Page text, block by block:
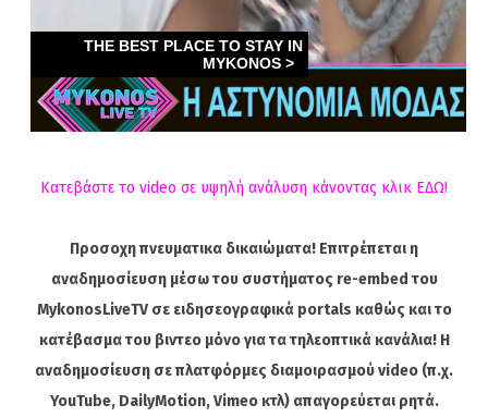
Κατεβάστε το video σε υψηλή ανάλυση κάνοντας κλικ ΕΔΩ!
Προσοχη πνευματικα δικαιώματα! Επιτρέπεται η
αναδημοσίευση μέσω του συστήματος re-embed του
MykonosLiveTV σε ειδησεογραφικά portals καθώς και το
κατέβασμα του βιντεο μόνο για τα τηλεοπτικά κανάλια! Η
αναδημοσίευση σε πλατφόρμες διαμοιρασμού video (π.χ.
YouTube, DailyMotion, Vimeo κτλ) απαγορεύεται ρητά.